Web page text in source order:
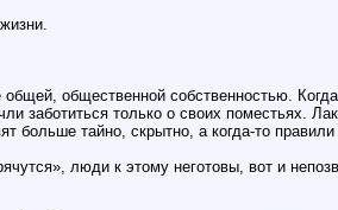
общественной собственностью.
заботиться только о своих поместьях.
тайно, скрытно, а когда-то
люди к этому неготовы, вот и